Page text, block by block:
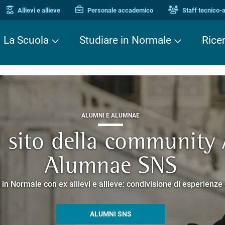
Allievi e allieve Personale accademico Staff tecnico-
La Scuola Studiare in Normale
TERZA MISSIONE
Piacere di
che racconta la ricerca e la cultura promosse dalla Scuola
ALUMNI E ALUMNAE
della community
Alumnae SNS
Normale con ex allievi e allieve: condivisione di
ALUMNI SNS
TERZA MISSIONE
Cavalieri. Una storia
guidati negli edifici storici che si affacciano su Piazza
EUROPEAN UNIVERSITIES
SCOPRI EELISA